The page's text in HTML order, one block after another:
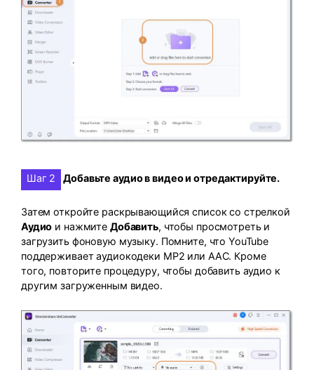
Шаг 2 Добавьте аудио в видео и отредактируйте.
Затем откройте раскрывающийся список со стрелкой
Аудио и нажмите Добавить, чтобы просмотреть и
загрузить фоновую музыку. Помните, что YouTube
поддерживает аудиокодеки MP2 или AAC. Кроме
того, повторите процедуру, чтобы добавить аудио к
другим загруженным видео.